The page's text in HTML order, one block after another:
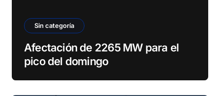
Sin categoría
Afectación de 2265 MW para el
pico del domingo